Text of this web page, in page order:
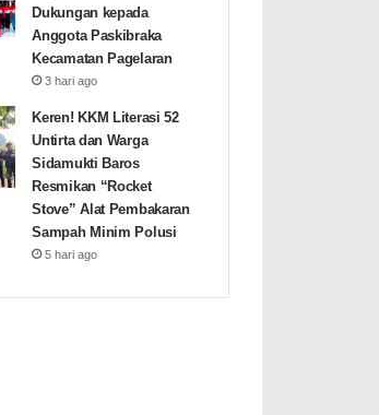
Dukungan kepada
Anggota Paskibraka
Kecamatan Pagelaran
3 hari ago
Keren! KKM Literasi 52
Untirta dan Warga
Sidamukti Baros
Resmikan “Rocket
Stove” Alat Pembakaran
Sampah Minim Polusi
5 hari ago